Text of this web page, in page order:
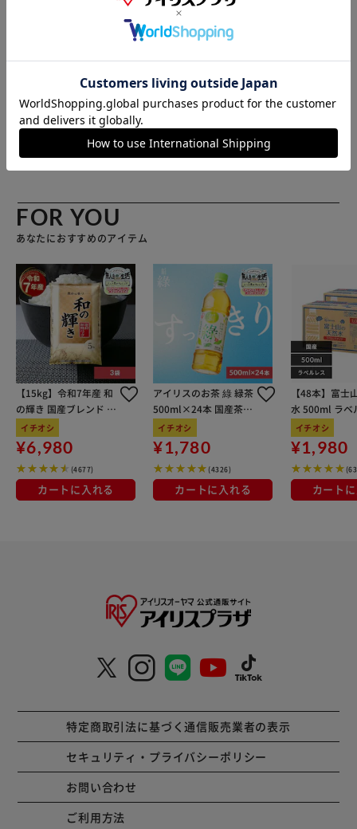
チの違いを反映する均質で上質な生地にこだわりました。
設置すると床面にビシッと張り付き安定します。パットした
ボールは、ベント芝のタッチで滑らかに直進します。
SUPER-BENT（一般的ベント芝）とTOURNAMENT-
SB（高グレード高速ベント芝）およびEXPERT（最高速ベン
ト芝）の3種類を準備していますので目的に合ったものをお
選びください。高速グリーンを志向されない方は、まずは標
準のスーパーベント（別ページ）をご検討ください。 30cm
オーバーのカップイン感覚を養う距離感マスターカップ（特
許庁意匠登録）が付属しています。パット上達にお役立てく
（最高速ベント）45cm×3m（緩い下りや冬芝をイメージ
した最高速グリーン）／距離感マスターカップ／目印シール
／傾斜パッド／円形ターゲット／取扱説明書 ※パター、ボ
ールは付属しません。
もっと見る
※製品は予告なく仕様を変更する場合がございます。あらか
じめご了承ください。
販売元(特定商取引法に基づく表記)：パターマット工房 アイ
リスプラザ店
FOR YOU
あなたにおすすめのアイテム
【15kg】令和7年産 和
の輝き 国産ブレンド 5
kg×3袋
イチオシ
¥6,980
(4677)
カートに入れる
アイリスのお茶 綠 緑茶
500ml×24本 国産茶葉
100％使用
イチオシ
¥1,780
(4326)
カートに入れる
【48本】富士
水 500ml ラベ
イチオシ
¥1,980
カート
特定商取引法に基づく通信販売業者の表示
セキュリティ・プライバシーポリシー
お問い合わせ
ご利用方法